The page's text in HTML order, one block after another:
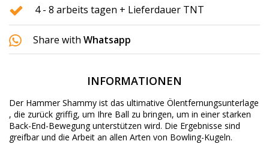
4 - 8 arbeits tagen + Lieferdauer TNT
Share with Whatsapp
INFORMATIONEN
Der HammerShammy ist das ultimative Ölentfernungsunterlage
, die zurück griffig, um Ihre Ball zu bringen, um in einer starken
Back-End-Bewegungunterstützen wird. Die Ergebnisse sind
greifbar und die Arbeit an allen Arten von Bowling-Kugeln.